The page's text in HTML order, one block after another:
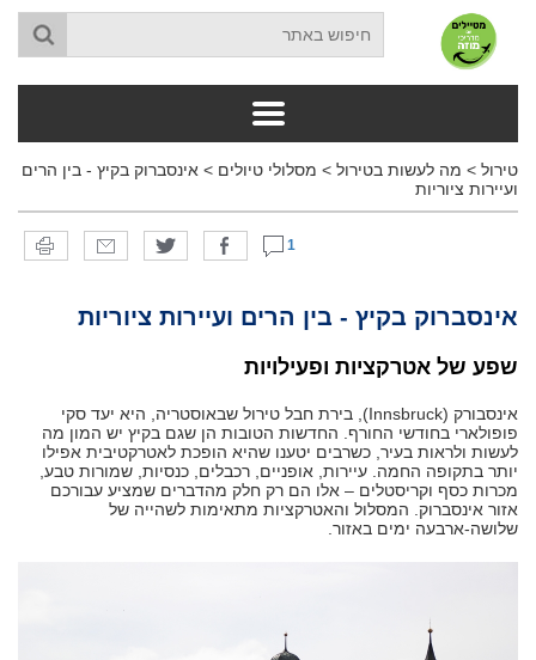
טירול > מה לעשות בטירול > מסלולי טיולים > אינסברוק בקיץ - בין הרים
ועיירות ציוריות
1
אינסברוק בקיץ - בין הרים ועיירות ציוריות
שפע של אטרקציות ופעילויות
אינסבורק (Innsbruck), בירת חבל טירול שבאוסטריה, היא יעד סקי
פופולארי בחודשי החורף. החדשות הטובות הן שגם בקיץ יש המון מה
לעשות ולראות בעיר, כשרבים יטענו שהיא הופכת לאטרקטיבית אפילו
יותר בתקופה החמה. עיירות, אופניים, רכבלים, כנסיות, שמורות טבע,
מכרות כסף וקריסטלים – אלו הם רק חלק מהדברים שמציע עבורכם
אזור אינסברוק. המסלול והאטרקציות מתאימות לשהייה של
שלושה-ארבעה ימים באזור.